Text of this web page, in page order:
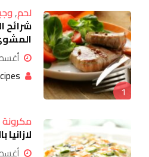
لحم,
شرائح
المشوي
أغسطس 17,
مكرونة
لازانيا
أغسطس 12,